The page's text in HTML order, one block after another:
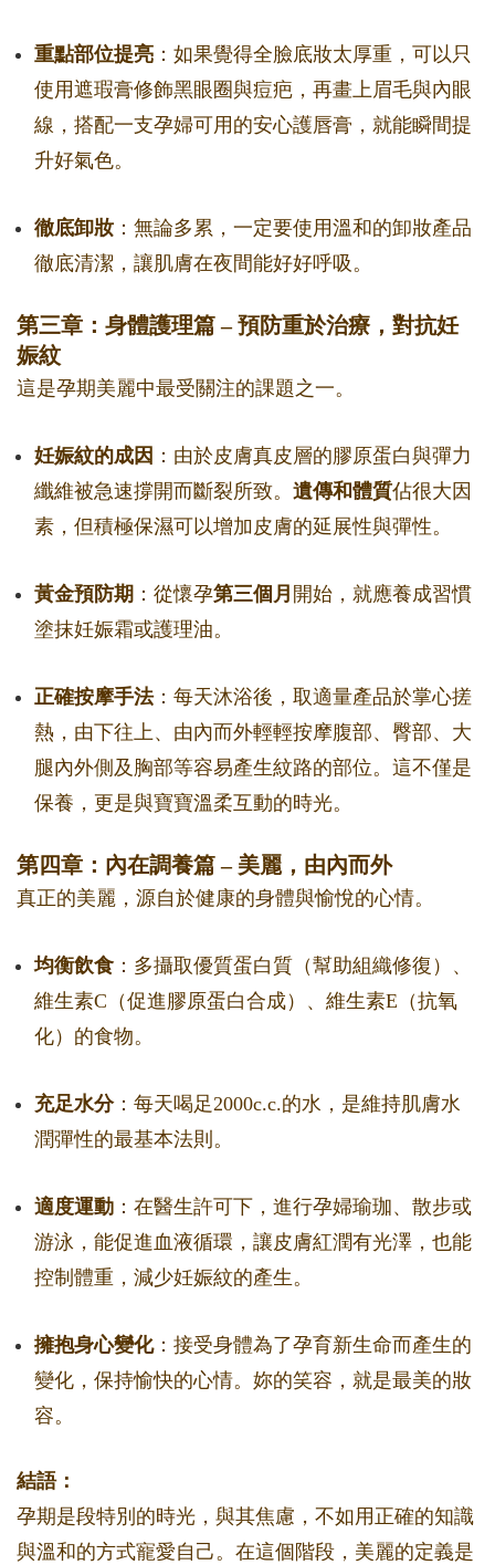
重點部位提亮 ：如果覺得全臉底妝太厚重，可以只
使用遮瑕膏修飾黑眼圈與痘疤，再畫上眉毛與內眼
線，搭配一支孕婦可用的安心護唇膏，就能瞬間提
升好氣色。
徹底卸妝 ：無論多累，一定要使用溫和的卸妝產品
徹底清潔，讓肌膚在夜間能好好呼吸。
第三章：身體護理篇 – 預防重於治療，對抗妊
娠紋
這是孕期美麗中最受關注的課題之一。
妊娠紋的成因 ：由於皮膚真皮層的膠原蛋白與彈力
纖維被急速撐開而斷裂所致。 遺傳和體質佔很大因
素，但積極保濕可以增加皮膚的延展性與彈性。
黃金預防期 ：從懷孕第三個月 開始，就應養成習慣
塗抹妊娠霜或護理油。
正確按摩手法：每天沐浴後，取適量產品於掌心搓
熱，由下往上、由內而外輕輕按摩腹部、臀部、大
腿內外側及胸部等容易產生紋路的部位。這不僅是
保養，更是與寶寶溫柔互動的時光。
第四章：內在調養篇 – 美麗，由內而外
真正的美麗，源自於健康的身體與愉悅的心情。
均衡飲食 ：多攝取優質蛋白質（幫助組織修復）、
維生素C（促進膠原蛋白合成）、維生素E（抗氧
化）的食物。
充足水分：每天喝足2000c.c.的水，是維持肌膚水
潤彈性的最基本法則。
適度運動 ：在醫生許可下，進行孕婦瑜珈、散步或
游泳，能促進血液循環，讓皮膚紅潤有光澤，也能
控制體重，減少妊娠紋的產生。
擁抱身心變化：接受身體為了孕育新生命而產生的
變化，保持愉快的心情。妳的笑容，就是最美的妝
容。
結語：
孕期是段特別的時光，與其焦慮，不如用正確的知識
與溫和的方式寵愛自己。在這個階段，美麗的定義是